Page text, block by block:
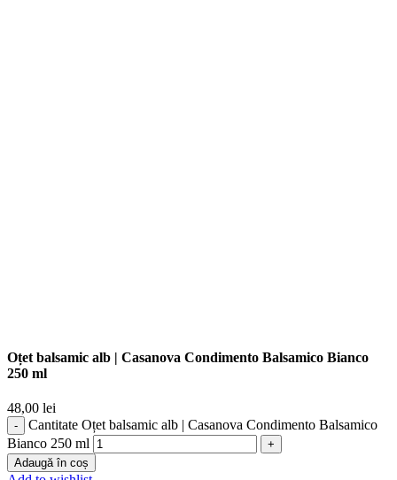
Oțet balsamic alb | Casanova Condimento Balsamico Bianco
250 ml
48,00 lei
Cantitate Oțet balsamic alb | Casanova Condimento Balsamico
Bianco 250 ml
Adaugă în coș